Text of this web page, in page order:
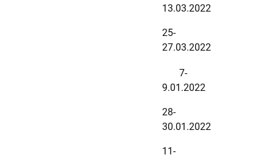
13.03.2022
25-
27.03.2022
7-
9.01.2022
28-
30.01.2022
11-